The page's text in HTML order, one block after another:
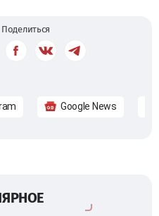
Поделиться
Google News